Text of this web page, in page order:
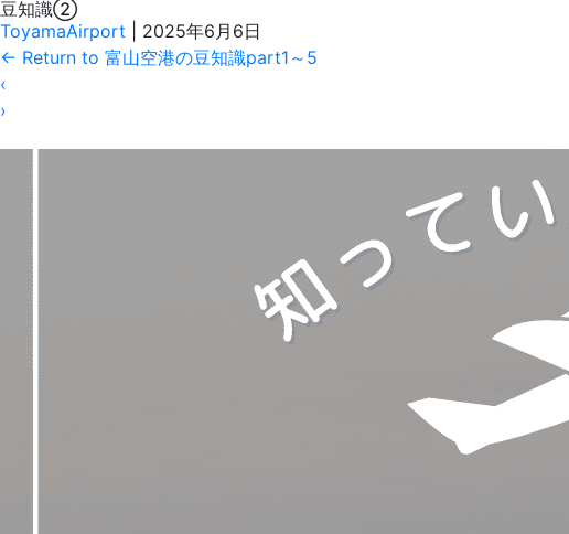
豆知識②
ToyamaAirport
2025年6月6日
← Return to 富山空港の豆知識part1～5
‹
›